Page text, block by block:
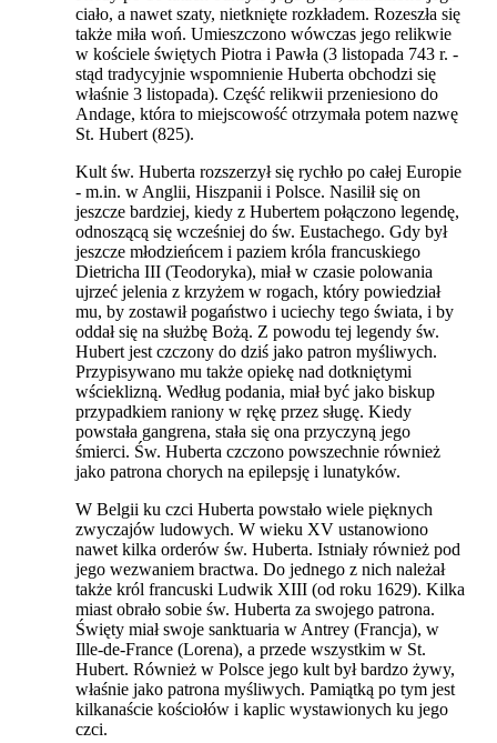
ciało, a nawet szaty, nietknięte rozkładem. Rozeszła się
także miła woń. Umieszczono wówczas jego relikwie
w kościele świętych Piotra i Pawła (3 listopada 743 r. -
stąd tradycyjnie wspomnienie Huberta obchodzi się
właśnie 3 listopada). Część relikwii przeniesiono do
Andage, która to miejscowość otrzymała potem nazwę
St. Hubert (825).
Kult św. Huberta rozszerzył się rychło po całej Europie
- m.in. w Anglii, Hiszpanii i Polsce. Nasilił się on
jeszcze bardziej, kiedy z Hubertem połączono legendę,
odnoszącą się wcześniej do św. Eustachego. Gdy był
jeszcze młodzieńcem i paziem króla francuskiego
Dietricha III (Teodoryka), miał w czasie polowania
ujrzeć jelenia z krzyżem w rogach, który powiedział
mu, by zostawił pogaństwo i uciechy tego świata, i by
oddał się na służbę Bożą. Z powodu tej legendy św.
Hubert jest czczony do dziś jako patron myśliwych.
Przypisywano mu także opiekę nad dotkniętymi
wścieklizną. Według podania, miał być jako biskup
przypadkiem raniony w rękę przez sługę. Kiedy
powstała gangrena, stała się ona przyczyną jego
śmierci. Św. Huberta czczono powszechnie również
jako patrona chorych na epilepsję i lunatyków.
W Belgii ku czci Huberta powstało wiele pięknych
zwyczajów ludowych. W wieku XV ustanowiono
nawet kilka orderów św. Huberta. Istniały również pod
jego wezwaniem bractwa. Do jednego z nich należał
także król francuski Ludwik XIII (od roku 1629). Kilka
miast obrało sobie św. Huberta za swojego patrona.
Święty miał swoje sanktuaria w Antrey (Francja), w
Ille-de-France (Lorena), a przede wszystkim w St.
Hubert. Również w Polsce jego kult był bardzo żywy,
właśnie jako patrona myśliwych. Pamiątką po tym jest
kilkanaście kościołów i kaplic wystawionych ku jego
czci.